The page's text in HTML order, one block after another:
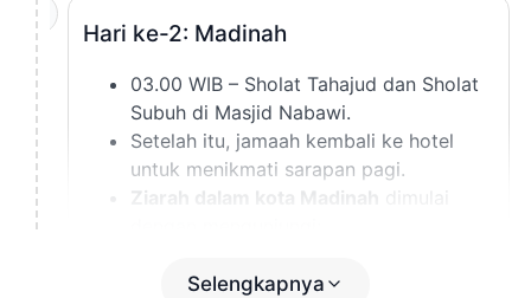
2
Hari ke-2: Madinah
03.00 WIB – Sholat Tahajud dan Sholat
Subuh di Masjid Nabawi.
Setelah itu, jamaah kembali ke hotel
untuk menikmati sarapan pagi.
Ziarah dalam kota Madinah
Makam Baqi’
Selengkapnya